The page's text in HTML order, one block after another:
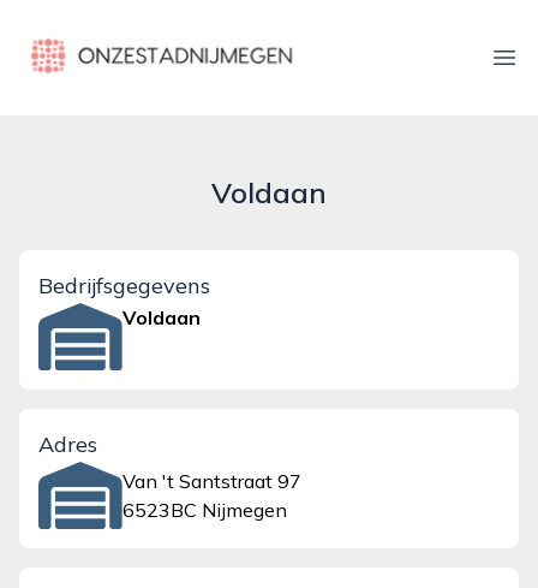
onzestadnijmegen.nl
Voldaan
Bedrijfsgegevens
Voldaan
Adres
Van 't Santstraat 97
6523BC Nijmegen